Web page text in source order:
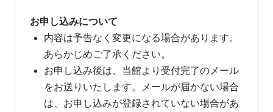
お申し込みについて
内容は予告なく変更になる場合があります。
あらかじめご了承ください。
お申し込み後は、当館より受付完了のメール
をお送りいたします。メールが届かない場合
は、お申し込みが登録されていない場合があ